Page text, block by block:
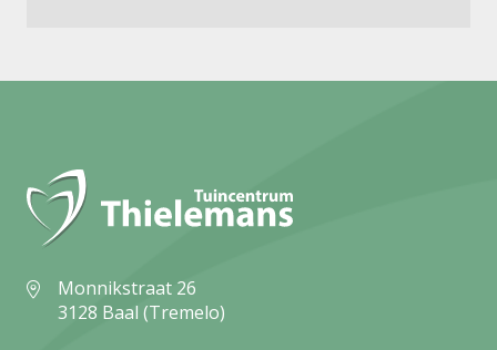
Monnikstraat 26
3128 Baal (Tremelo)